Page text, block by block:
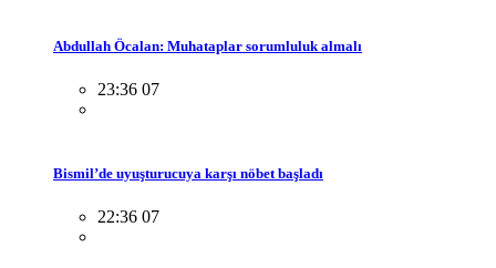
Abdullah Öcalan: Muhataplar sorumluluk almalı
23:36 07
Bismil’de uyuşturucuya karşı nöbet başladı
22:36 07